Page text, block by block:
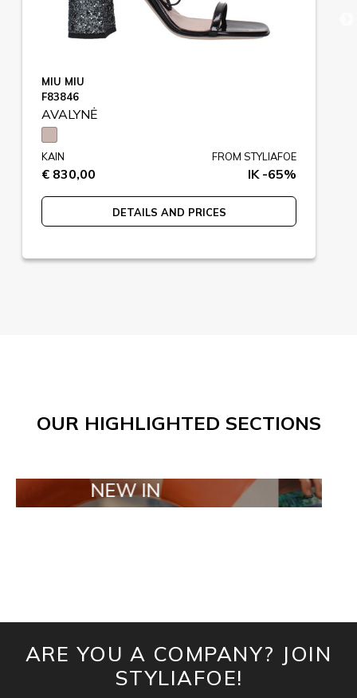
MIU MIU
F83846
AVALYNĖ
KAIN
€ 830,00
FROM STYLIAFOE
IK -65%
DETAILS AND PRICES
OUR HIGHLIGHTED SECTIONS
NEW IN TAILOR
ARE YOU A COMPANY? JOIN
STYLIAFOE!